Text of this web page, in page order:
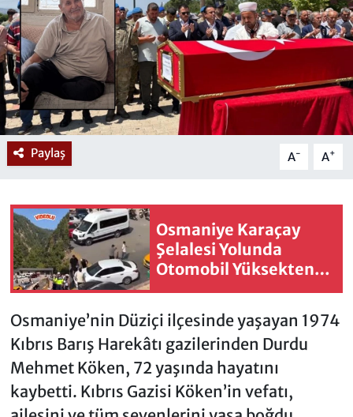
Paylaş A- A+
Osmaniye Karaçay
Şelalesi Yolunda
Otomobil Yüksekten
Uçtu: 5 Yaralı
Osmaniye’nin Düziçi ilçesinde yaşayan 1974
Kıbrıs Barış Harekâtı gazilerinden Durdu
Mehmet Köken, 72 yaşında hayatını
kaybetti. Kıbrıs Gazisi Köken’in vefatı,